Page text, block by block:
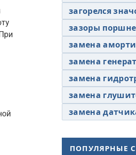
загорелся
зазоры
замена
замена
замена
замена
замена
ПОПУЛЯРНЫЕ